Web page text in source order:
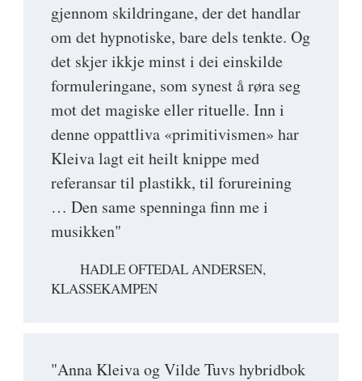
gjennom skildringane, der det handlar
om det hypnotiske, bare dels tenkte. Og
det skjer ikkje minst i dei einskilde
formuleringane, som synest å røra seg
mot det magiske eller rituelle. Inn i
denne oppattliva «primitivismen» har
Kleiva lagt eit heilt knippe med
referansar til plastikk, til forureining
… Den same spenninga finn me i
musikken"
HADLE OFTEDAL ANDERSEN,
KLASSEKAMPEN
"Anna Kleiva og Vilde Tuvs hybridbok